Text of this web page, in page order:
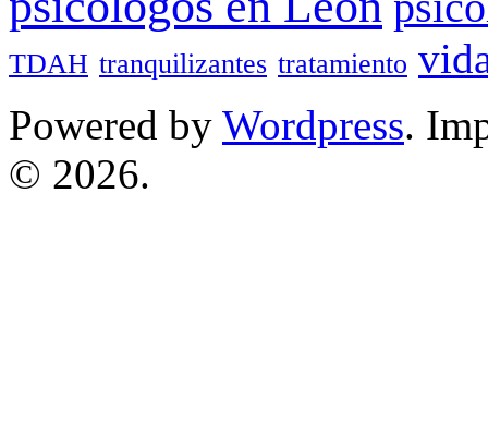
TDAH tranquilizantes tratamiento
Powered by Wordpress.
© 2026.